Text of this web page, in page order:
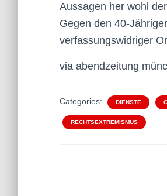
Aussagen her wohl
Gegen den 40-
verfassungswidriger
via abendzeitung
Categories: DIENSTE
RECHTSEXTREMISMUS